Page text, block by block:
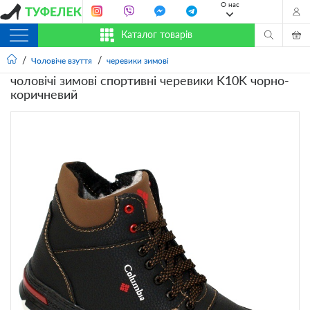
О нас
Каталог товарів
Чоловіче взуття черевики зимові
чоловічі зимові спортивні черевики K10K чорно-
коричневий